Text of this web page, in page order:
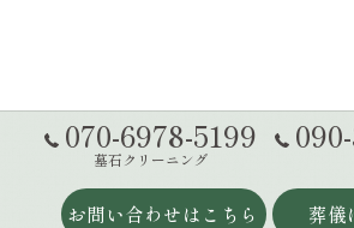
070-6978-5199
墓石クリーニング
お問い合わせはこちら 葬儀